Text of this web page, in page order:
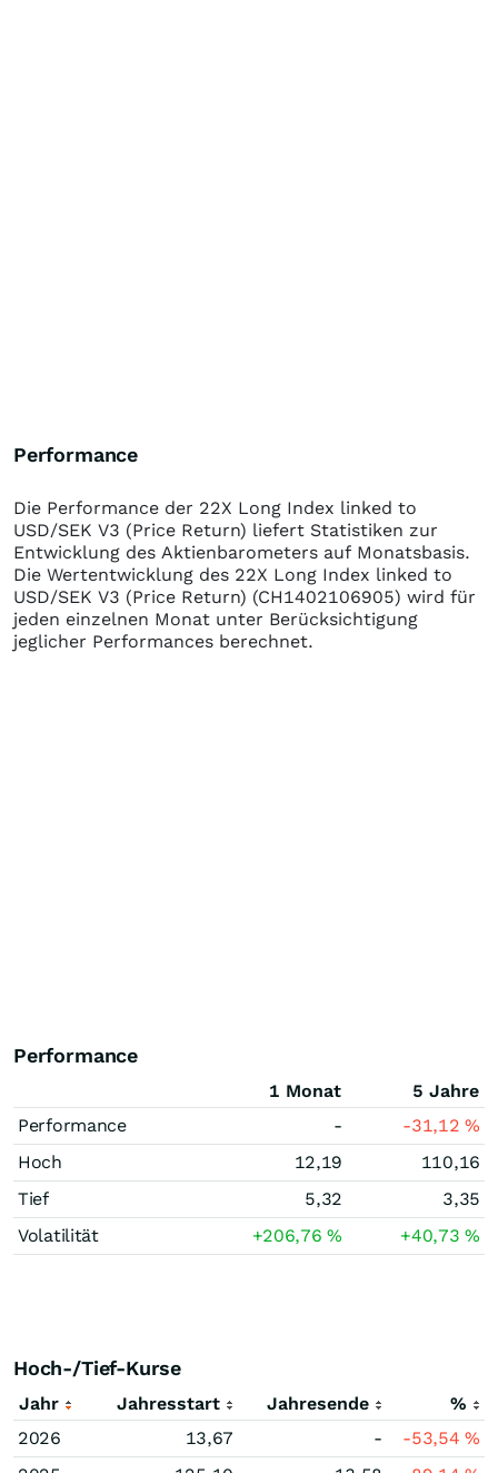
Performance
Die Performance der 22X Long Index linked to
USD/SEK V3 (Price Return) liefert Statistiken zur
Entwicklung des Aktienbarometers auf Monatsbasis.
Die Wertentwicklung des 22X Long Index linked to
USD/SEK V3 (Price Return) (CH1402106905) wird für
jeden einzelnen Monat unter Berücksichtigung
jeglicher Performances berechnet.
Performance
1 Monat
5 Jahre
Performance
- -31,12%
Hoch
12,19
110,16
Tief
5,32
3,35
Volatilität
+206,76% +40,73%
Hoch-/Tief-Kurse
Jahr Jahresstart Jahresende
%
2026
13,67 - -53,54%